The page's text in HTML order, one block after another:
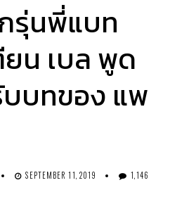
รุ่นพี่แบท
น เบล พูด
บบทของ แพ
SEPTEMBER 11, 2019
1,146